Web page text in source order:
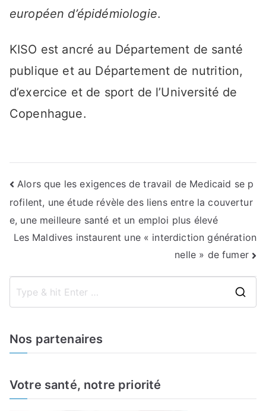
européen d’épidémiologie.
KISO est ancré au Département de santé
publique et au Département de nutrition,
d’exercice et de sport de l’Université de
Copenhague.
Navigation
de
l’article
Alors que les exigences de travail de Medicaid se p
rofilent, une étude révèle des liens entre la couvertur
e, une meilleure santé et un emploi plus élevé
Les Maldives instaurent une « interdiction génération
nelle » de fumer
f
Nos partenaires
Votre santé, notre priorité